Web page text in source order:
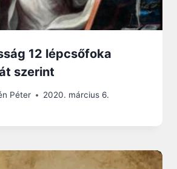
12 lépcsőfoka
szerint
Péter 2020. március 6.